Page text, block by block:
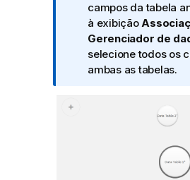
a
i
n
f
o
campos da tabela
à exibição
Gerenciador de
selecione todos os
ambas as tabelas.